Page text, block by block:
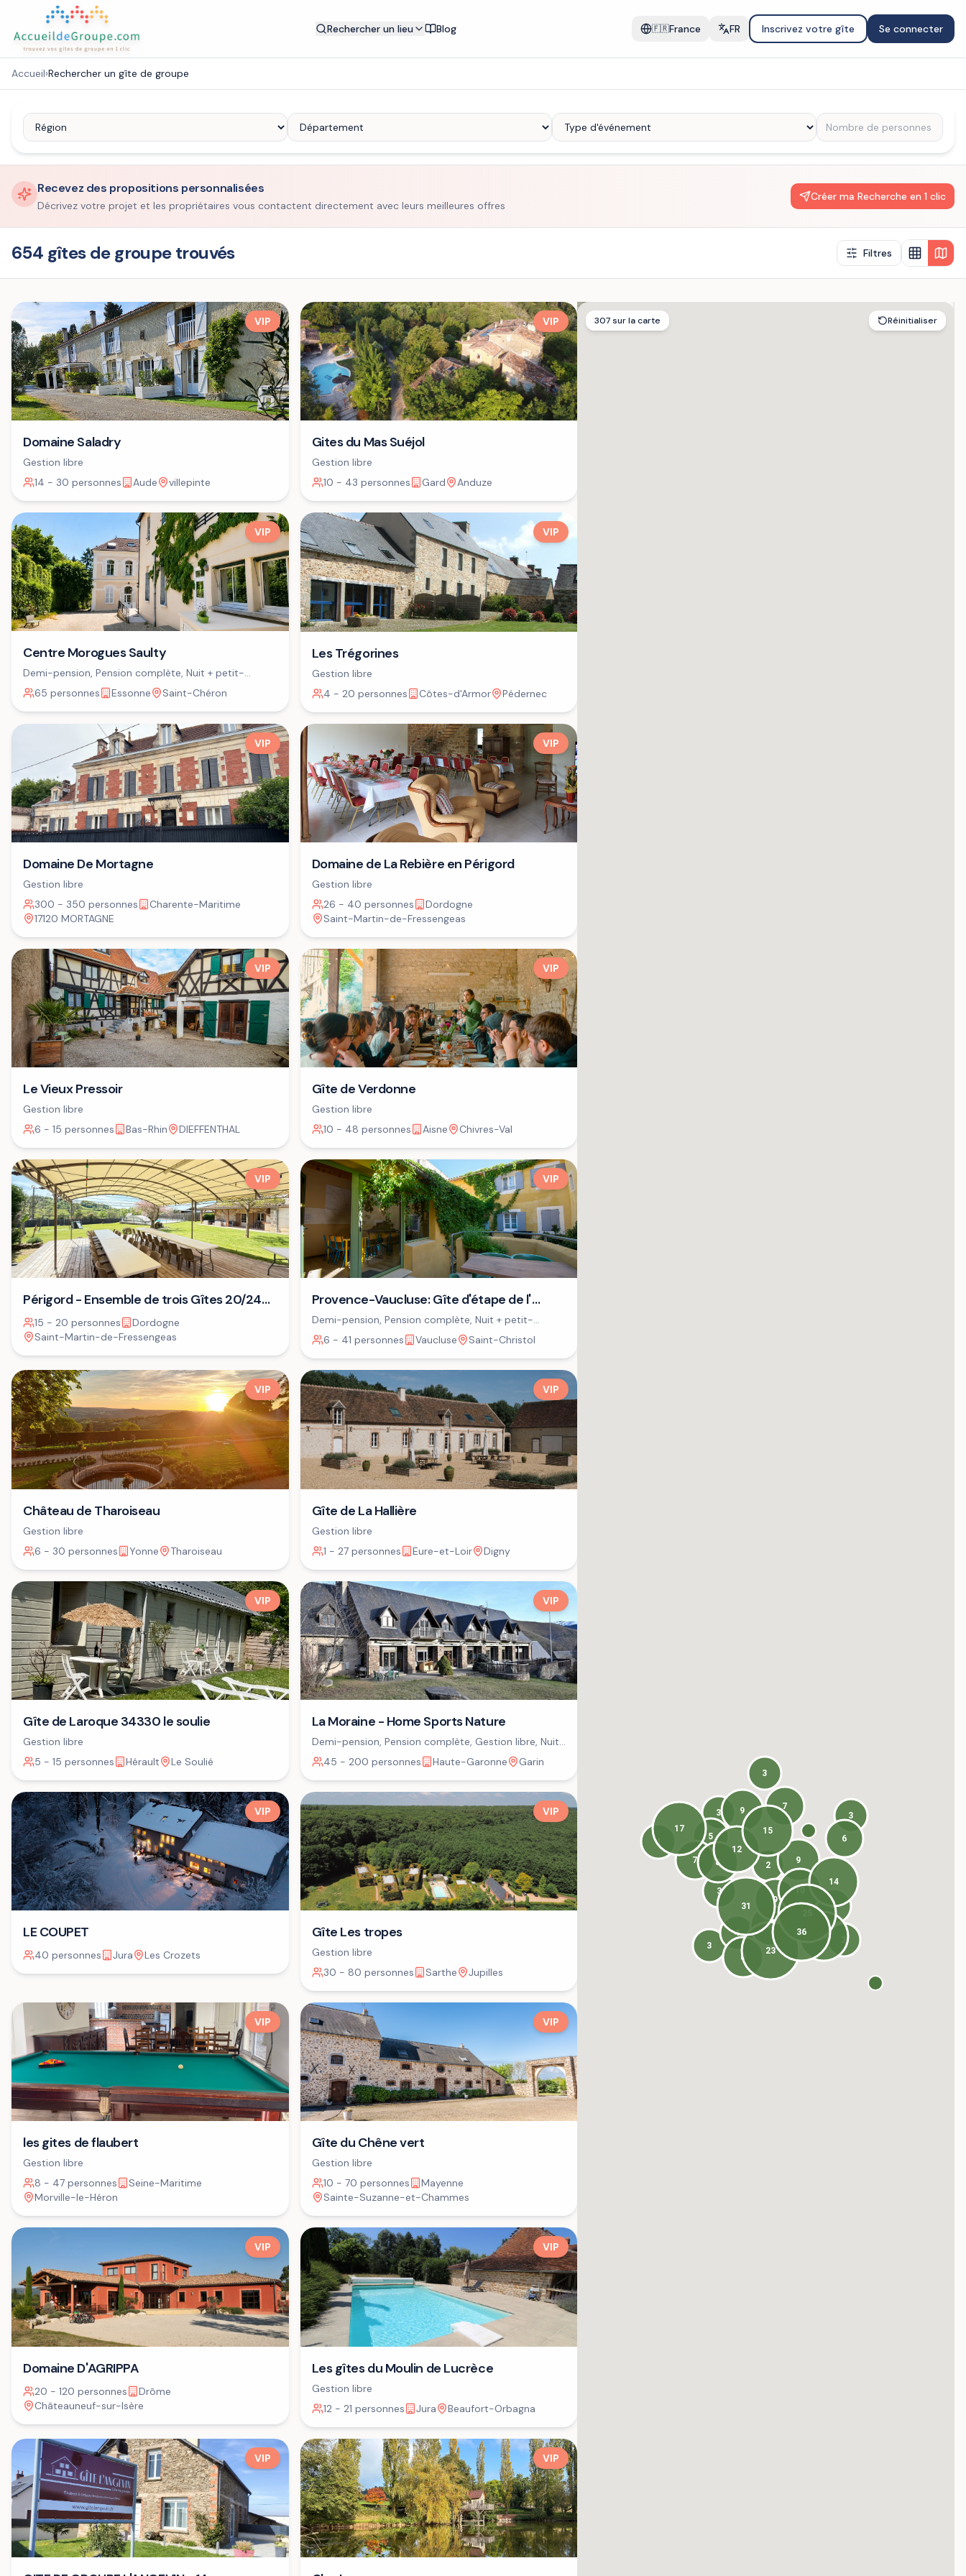
Rechercher un lieu Blog 🇫🇷France FR Inscrivez votre gîte Se connecter
Accueil›Rechercher un gîte de groupe
Recevez des propositions personnalisées
Décrivez votre projet et les propriétaires vous contactent directement avec leurs meilleures offres
Créer ma Recherche en 1 clic
654 gîtes de groupe trouvés Filtres
VIP
Domaine Saladry
Gestion libre
14 - 30 personnes
Aude villepinte
VIP
Gites du Mas Suéjol
Gestion libre
10 - 43 personnes
Gard Anduze
VIP
Centre Morogues Saulty
Demi-pension, Pension complète, Nuit + petit-
déjeuner
65 personnes Essonne Saint-Chéron
VIP
Les Trégorines
Gestion libre
4 - 20 personnes
Côtes-d'Armor Pédernec
VIP
Domaine De Mortagne
Gestion libre
300 - 350 personnes
Charente-Maritime
17120 MORTAGNE
VIP
Domaine de La Rebière en Périgord
Gestion libre
26 - 40 personnes
Dordogne
Saint-Martin-de-Fressengeas
VIP
Le Vieux Pressoir
Gestion libre
6 - 15 personnes
Bas-Rhin DIEFFENTHAL
VIP
Gîte de Verdonne
Gestion libre
10 - 48 personnes
Aisne Chivres-Val
VIP
Périgord - Ensemble de trois Gîtes 20/24
personnes⁷
15 - 20 personnes
Dordogne
Saint-Martin-de-Fressengeas
VIP
Provence-Vaucluse: Gîte d'étape de l'
ASPA
Demi-pension, Pension complète, Nuit + petit-
déjeuner
6 - 41 personnes Vaucluse Saint-Christol
VIP
Château de Tharoiseau
Gestion libre
6 - 30 personnes
Yonne Tharoiseau
VIP
Gîte de La Hallière
Gestion libre
1 - 27 personnes
Eure-et-Loir Digny
VIP
Gîte de Laroque 34330 le soulie
Gestion libre
5 - 15 personnes
Hérault Le Soulié
VIP
La Moraine - Home Sports Nature
Demi-pension, Pension complète, Gestion libre, Nuit
+ petit-déjeuner
45 - 200 personnes Haute-Garonne Garin
VIP
LE COUPET
40 personnes Jura Les Crozets
VIP
Gîte Les tropes
Gestion libre
30 - 80 personnes
Sarthe Jupilles
VIP
les gites de flaubert
Gestion libre
8 - 47 personnes
Seine-Maritime
Morville-le-Héron
VIP
Gîte du Chêne vert
Gestion libre
10 - 70 personnes
Mayenne
Sainte-Suzanne-et-Chammes
VIP
Domaine D'AGRIPPA
20 - 120 personnes
Drôme
Châteauneuf-sur-Isère
VIP
Les gîtes du Moulin de Lucrèce
Gestion libre
12 - 21 personnes
Jura Beaufort-Orbagna
VIP VIP
36
15
17
31
6
7
14
9
23
8
14
12
9
8
10
3
4
4
9
5
3
3
3
3
4
8
3
2
7
307 sur la carte Réinitialiser